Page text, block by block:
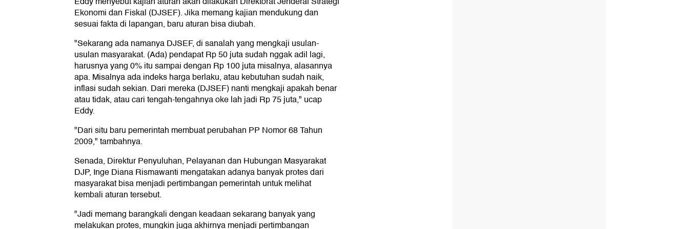
Ekonomi dan Fiskal (DJSEF). Jika memang kajian mendukung dan
sesuai fakta di lapangan, baru aturan bisa diubah.
"Sekarang ada namanya DJSEF, di sanalah yang mengkaji usulan-
usulan masyarakat. (Ada) pendapat Rp 50 juta sudah nggak adil lagi,
harusnya yang 0% itu sampai dengan Rp 100 juta misalnya, alasannya
apa. Misalnya ada indeks harga berlaku, atau kebutuhan sudah naik,
inflasi sudah sekian. Dari mereka (DJSEF) nanti mengkaji apakah benar
atau tidak, atau cari tengah-tengahnya oke lah jadi Rp 75 juta," ucap
Eddy.
"Dari situ baru pemerintah membuat perubahan PP Nomor 68 Tahun
2009," tambahnya.
Senada, Direktur Penyuluhan, Pelayanan dan Hubungan Masyarakat
DJP, Inge Diana Rismawanti mengatakan adanya banyak protes dari
masyarakat bisa menjadi pertimbangan pemerintah untuk melihat
kembali aturan tersebut.
"Jadi memang barangkali dengan keadaan sekarang banyak yang
melakukan protes, mungkin juga akhirnya menjadi pertimbangan